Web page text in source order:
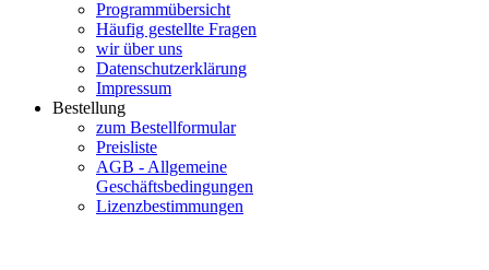
Programmübersicht
Häufig gestellte Fragen
wir über uns
Datenschutzerklärung
Impressum
Bestellung
zum Bestellformular
Preisliste
AGB - Allgemeine
Geschäftsbedingungen
Lizenzbestimmungen